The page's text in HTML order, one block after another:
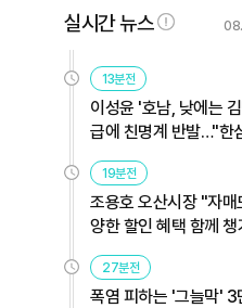
실시간 뉴스
13분전
이성윤 '호남, 낮에는
급에 친명계 반발…"한
19분전
조용호 오산시장 "자
양한 할인 혜택 함께
27분전
폭염 피하는 '그늘막'